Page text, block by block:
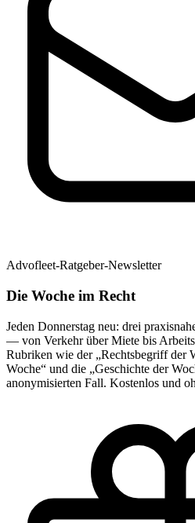
Advofleet-Ratgeber-Newsletter
Die Woche im Recht
Jeden Donnerstag neu: drei
— von Verkehr über Miete bis
Rubriken wie der „Rechtsbegriff der
Woche“ und die „Geschichte der
anonymisierten Fall. Kostenlos und